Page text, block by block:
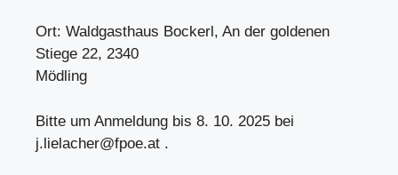
Ort: Waldgasthaus Bockerl, An der goldenen
Stiege 22, 2340
Mödling
Bitte um Anmeldung bis 8. 10. 2025 bei
j.lielacher@fpoe.at .